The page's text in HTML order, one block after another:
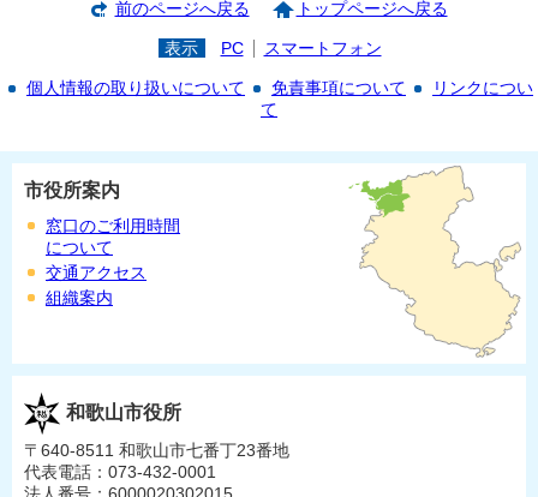
前のページへ戻る トップページへ戻る
表示 PC スマートフォン
個人情報の取り扱いについて 免責事項について
リンクについ
て
市役所案内
窓口のご利用時間
について
交通アクセス
組織案内
和歌山市役所
〒640-8511 和歌山市七番丁23番地
代表電話：073-432-0001